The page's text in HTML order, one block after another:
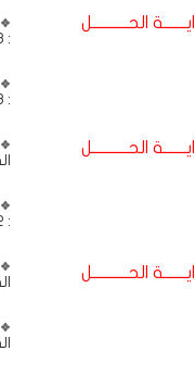
ايـــــــة الحـــــــــــل
ايـــــــة الحـــــــــــل
ايـــــــة الحـــــــــــل
: 61753
: 58443
: 53762